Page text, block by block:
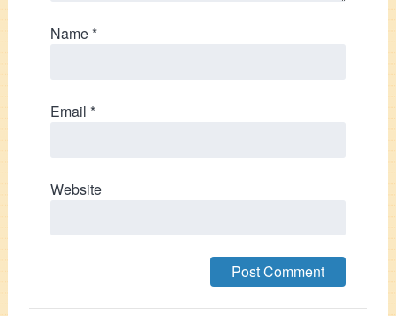
Name*
Email *
Website